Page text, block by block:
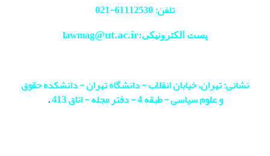
تلفن: 61112530-
021
پست الکترونیکی:lawmag@ut.ac.ir
نشانی: تهران، خیابان انقلاب - دانشگاه تهران - دانشکده حقوق
و علوم سیاسی - طبقه 4 - دفتر مجله - اتاق 413
.